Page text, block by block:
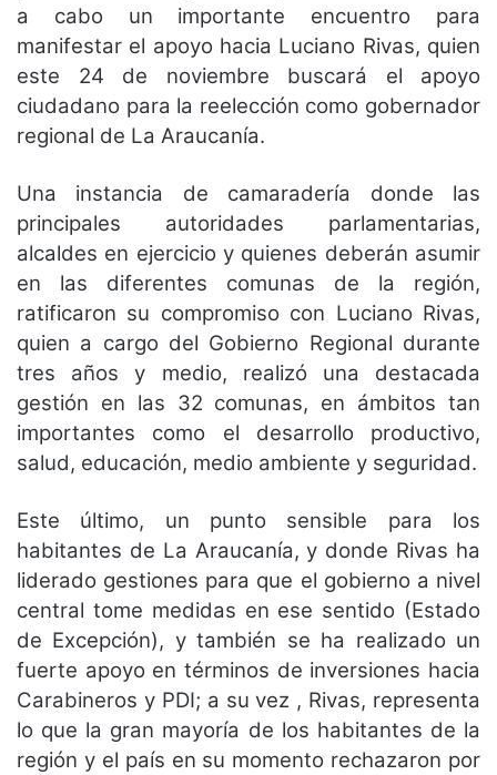
a cabo un importante encuentro para
manifestar el apoyo hacia Luciano Rivas, quien
este 24 de noviembre buscará el apoyo
ciudadano para la reelección como gobernador
regional de La Araucanía.
Una instancia de camaradería donde las
principales autoridades parlamentarias,
alcaldes en ejercicio y quienes deberán asumir
en las diferentes comunas de la región,
ratificaron su compromiso con Luciano Rivas,
quien a cargo del Gobierno Regional durante
tres años y medio, realizó una destacada
gestión en las 32 comunas, en ámbitos tan
importantes como el desarrollo productivo,
salud, educación, medio ambiente y seguridad.
Este último, un punto sensible para los
habitantes de La Araucanía, y donde Rivas ha
liderado gestiones para que el gobierno a nivel
central tome medidas en ese sentido (Estado
de Excepción), y también se ha realizado un
fuerte apoyo en términos de inversiones hacia
Carabineros y PDI; a su vez , Rivas, representa
lo que la gran mayoría de los habitantes de la
región y el país en su momento rechazaron por